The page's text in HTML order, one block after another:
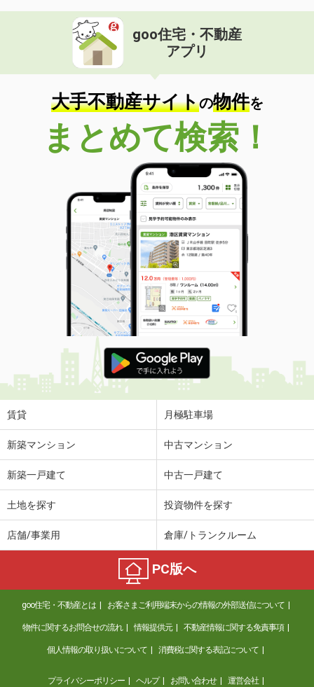
goo住宅・不動産
アプリ
大手不動産サイトの物件を
まとめて検索！
賃貸 月極駐車場
新築マンション 中古マンション
新築一戸建て 中古一戸建て
土地を探す 投資物件を探す
店舗/事業用 倉庫/トランクルーム
PC版へ
goo住宅・不動産とは お客さまご利用端末からの情報の外部送信について
物件に関するお問合せの流れ 情報提供元 不動産情報に関する免責事項
個人情報の取り扱いについて 消費税に関する表記について
プライバシーポリシー ヘルプ お問い合わせ 運営会社